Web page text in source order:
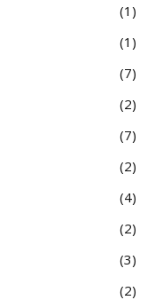
1
1
7
2
7
2
4
2
3
2